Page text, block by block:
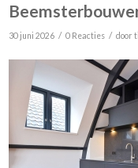
30 juni 2026 / 0 Reacties / door